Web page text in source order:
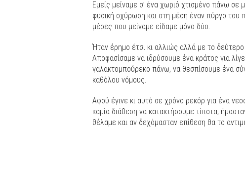
Εμείς μείναμε σ’ ένα χωριό χτισμένο πάνω
φυσική οχύρωση και στη μέση έναν πύργο του
μέρες που μείναμε είδαμε μόνο δύο.
Ήταν έρημο έτσι κι αλλιώς αλλά με το
Αποφασίσαμε να ιδρύσουμε ένα κράτος για
γαλακτομπούρεκο πάνω, να θεσπίσουμε ένα
καθόλου νόμους.
Αφού έγινε κι αυτό σε χρόνο ρεκόρ για ένα
καμία διάθεση να κατακτήσουμε τίποτα,
θέλαμε και αν δεχόμασταν επίθεση θα το